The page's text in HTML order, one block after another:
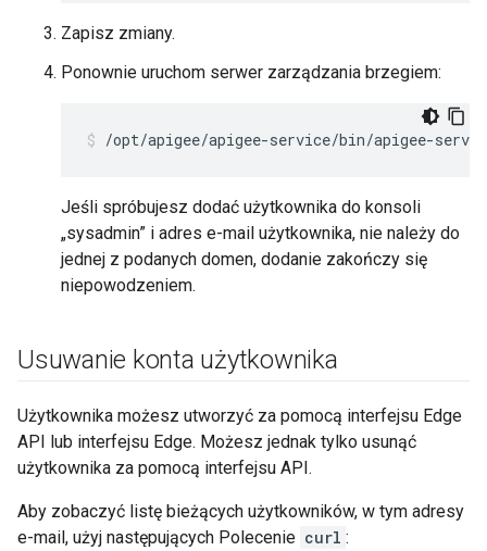
Zapisz zmiany.
Ponownie uruchom serwer zarządzania brzegiem:
/opt/apigee/apigee-service/bin/apigee-
Jeśli spróbujesz dodać użytkownika do konsoli
„sysadmin” i adres e-mail użytkownika, nie należy do
jednej z podanych domen, dodanie zakończy się
niepowodzeniem.
Usuwanie konta użytkownika
Użytkownika możesz utworzyć za pomocą interfejsu Edge
API lub interfejsu Edge. Możesz jednak tylko usunąć
użytkownika za pomocą interfejsu API.
Aby zobaczyć listę bieżących użytkowników, w tym adresy
e-mail, użyj następujących Polecenie curl :